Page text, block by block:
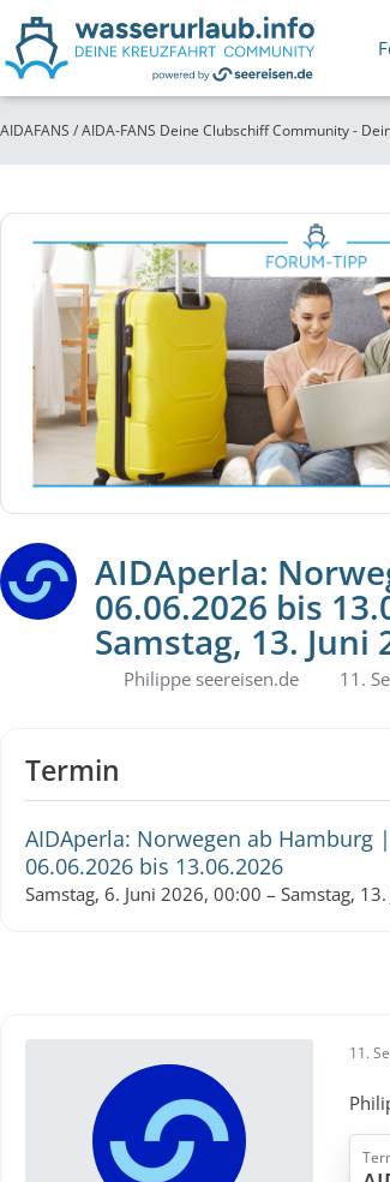
AIDAFANS / AIDA-FANS Deine Clubschiff Community -
AIDAperla:
06.06.2026 bis
Samstag, 13. Juni
Philippe seereisen.de 11.
Termin
AIDAperla: Norwegen ab Hamburg
06.06.2026 bis 13.06.2026
Samstag, 6. Juni 2026, 00:00 – Samstag,
11.